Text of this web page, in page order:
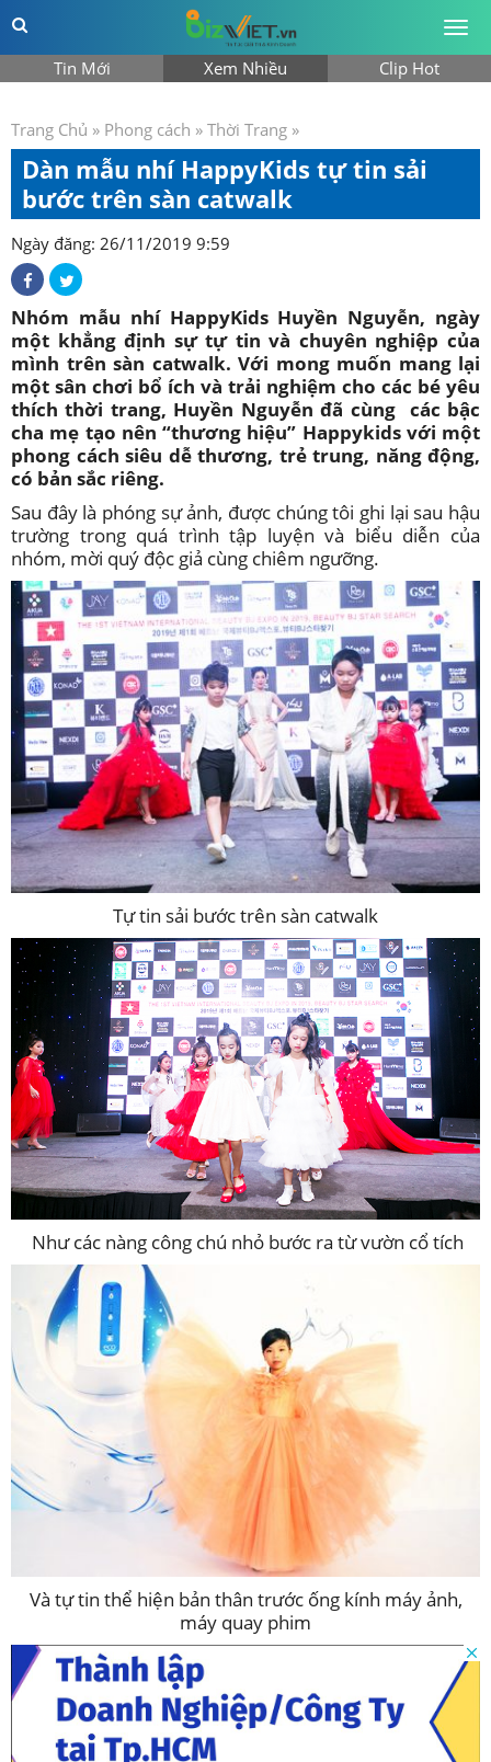
Tin Mới Xem Nhiều Clip Hot
Trang Chủ » Phong cách » Thời Trang »
Dàn mẫu nhí HappyKids tự tin sải
bước trên sàn catwalk
Ngày đăng: 26/11/2019 9:59
Nhóm mẫu nhí HappyKids Huyền Nguyễn, ngày
một khẳng định sự tự tin và chuyên nghiệp của
mình trên sàn catwalk. Với mong muốn mang lại
một sân chơi bổ ích và trải nghiệm cho các bé yêu
thích thời trang, Huyền Nguyễn đã cùng các bậc
cha mẹ tạo nên “thương hiệu” Happykids với một
phong cách siêu dễ thương, trẻ trung, năng động,
có bản sắc riêng.
Sau đây là phóng sự ảnh, được chúng tôi ghi lại sau hậu
trường trong quá trình tập luyện và biểu diễn của
nhóm, mời quý độc giả cùng chiêm ngưỡng.
Tự tin sải bước trên sàn catwalk
Như các nàng công chú nhỏ bước ra từ vườn cổ tích
Và tự tin thể hiện bản thân trước ống kính máy ảnh,
máy quay phim